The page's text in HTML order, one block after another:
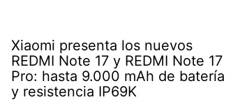
Xiaomi presenta los nuevos
REDMI Note 17 y REDMI Note 17
Pro: hasta 9.000 mAh de batería
y resistencia IP69K